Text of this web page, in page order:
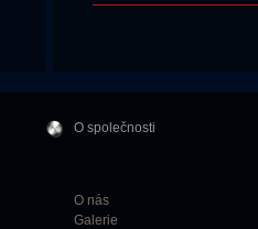
O společnosti
O nás
Galerie